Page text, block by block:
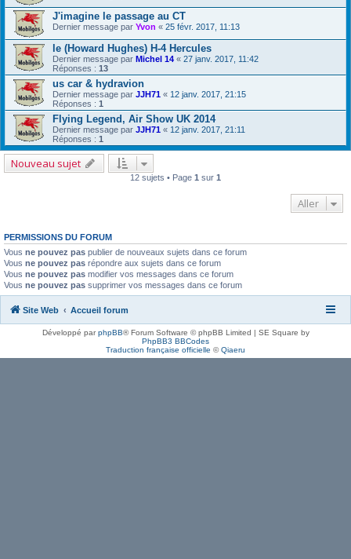
J'imagine le passage au CT
Dernier message par Yvon « 25 févr. 2017, 11:13
le (Howard Hughes) H-4 Hercules
Dernier message par Michel 14 « 27 janv. 2017, 11:42
Réponses : 13
us car & hydravion
Dernier message par JJH71 « 12 janv. 2017, 21:15
Réponses : 1
Flying Legend, Air Show UK 2014
Dernier message par JJH71 « 12 janv. 2017, 21:11
Réponses : 1
Nouveau sujet
12 sujets • Page 1 sur 1
Aller
PERMISSIONS DU FORUM
Vous ne pouvez pas publier de nouveaux sujets dans ce forum
Vous ne pouvez pas répondre aux sujets dans ce forum
Vous ne pouvez pas modifier vos messages dans ce forum
Vous ne pouvez pas supprimer vos messages dans ce forum
Site Web Accueil forum
Développé parphpBB® Forum Software © phpBB Limited | SE Square by
PhpBB3 BBCodes
Traduction française officielle ©Qiaeru